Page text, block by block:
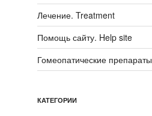
Лечение. Treatment
Помощь сайту. Help site
Гомеопатические препараты
КАТЕГОРИИ